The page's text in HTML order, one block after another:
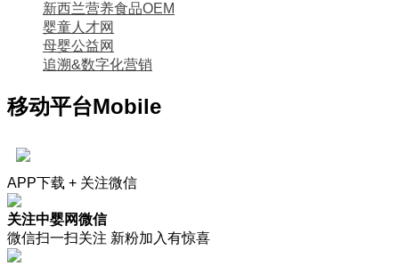
新西兰营养食品OEM
婴童人才网
母婴公益网
追溯&数字化营销
移动平台Mobile
APP下载 + 关注微信
关注中婴网微信
微信扫一扫关注 新粉加入有惊喜